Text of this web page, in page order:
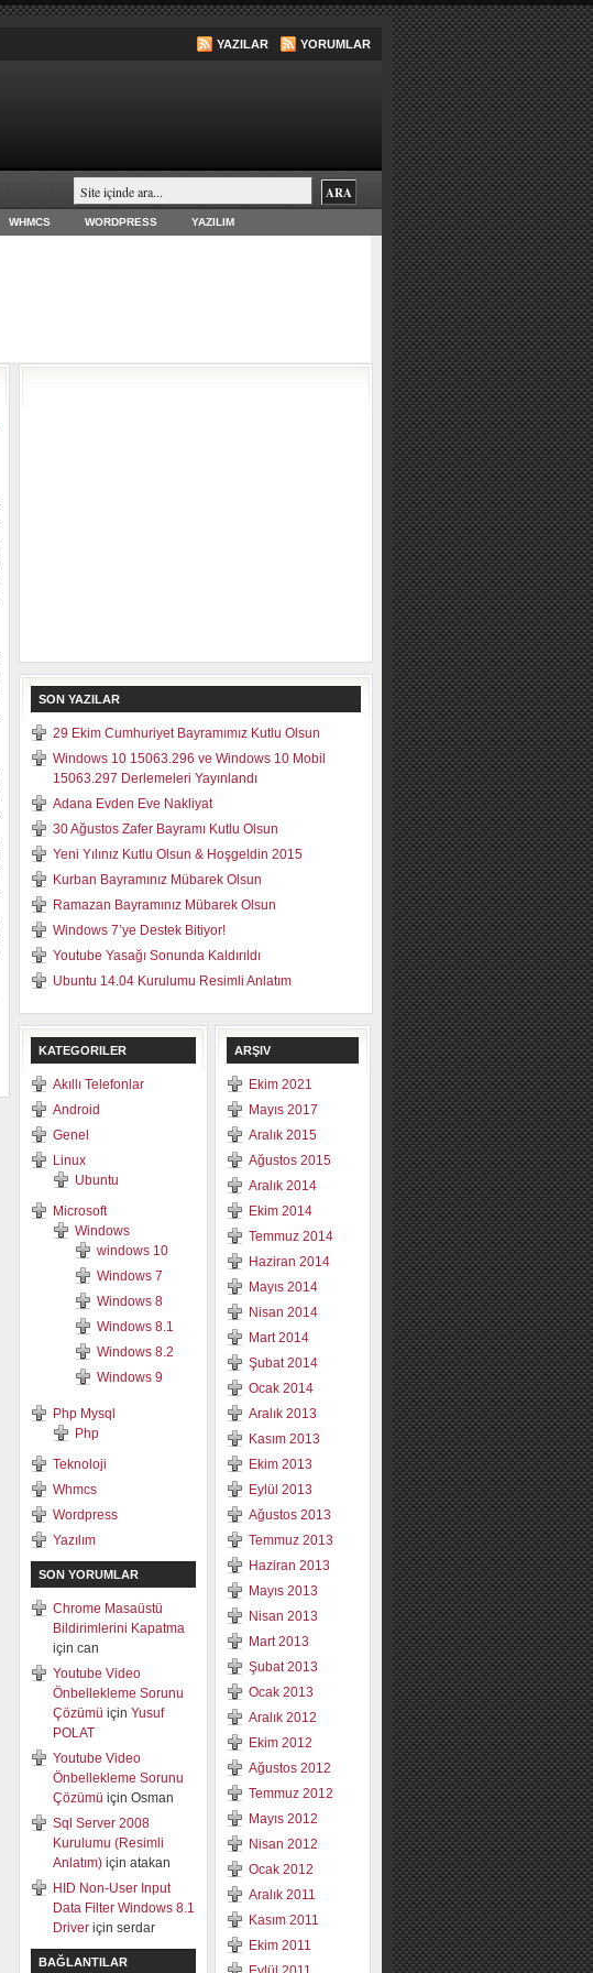
YAZILAR YORUMLAR
WHMCS WORDPRESS YAZILIM
SON YAZILAR
29 Ekim Cumhuriyet Bayramımız Kutlu Olsun
Windows 10 15063.296 ve Windows 10 Mobil
15063.297 Derlemeleri Yayınlandı
Adana Evden Eve Nakliyat
30 Ağustos Zafer Bayramı Kutlu Olsun
Yeni Yılınız Kutlu Olsun & Hoşgeldin 2015
Kurban Bayramınız Mübarek Olsun
Ramazan Bayramınız Mübarek Olsun
Windows 7’ye Destek Bitiyor!
Youtube Yasağı Sonunda Kaldırıldı
Ubuntu 14.04 Kurulumu Resimli Anlatım
KATEGORILER
Akıllı Telefonlar
Android
Genel
Linux
Ubuntu
Microsoft
Windows
windows 10
Windows 7
Windows 8
Windows 8.1
Windows 8.2
Windows 9
Php Mysql
Php
Teknoloji
Whmcs
Wordpress
Yazılım
SON YORUMLAR
Chrome Masaüstü
Bildirimlerini Kapatma
için can
Youtube Video
Önbellekleme Sorunu
Çözümü için Yusuf
POLAT
Youtube Video
Önbellekleme Sorunu
Çözümü için Osman
Sql Server 2008
Kurulumu (Resimli
Anlatım) için atakan
HID Non-User Input
Data Filter Windows 8.1
Driver için serdar
BAĞLANTILAR
ARŞIV
Ekim 2021
Mayıs 2017
Aralık 2015
Ağustos 2015
Aralık 2014
Ekim 2014
Temmuz 2014
Haziran 2014
Mayıs 2014
Nisan 2014
Mart 2014
Şubat 2014
Ocak 2014
Aralık 2013
Kasım 2013
Ekim 2013
Eylül 2013
Ağustos 2013
Temmuz 2013
Haziran 2013
Mayıs 2013
Nisan 2013
Mart 2013
Şubat 2013
Ocak 2013
Aralık 2012
Ekim 2012
Ağustos 2012
Temmuz 2012
Mayıs 2012
Nisan 2012
Ocak 2012
Aralık 2011
Kasım 2011
Ekim 2011